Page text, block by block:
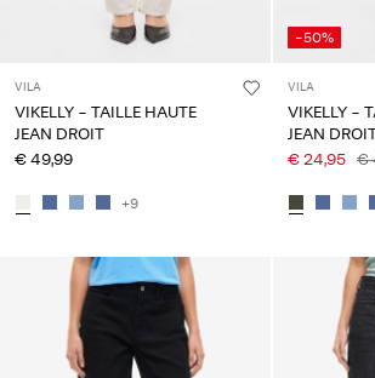
VILA
VIKELLY - TAILLE HAUTE
JEAN DROIT
€ 49,99
+9
-50%
VILA
VIKELLY -
JEAN
€ 24,95 €